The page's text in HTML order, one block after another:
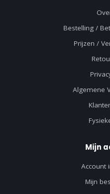
Bestelling /
Prijzen /
Algemene
Mijn
Account
Mijn